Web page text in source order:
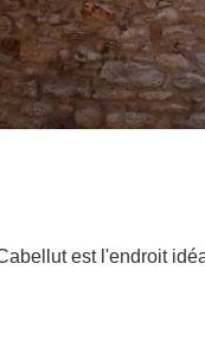
est l'endroit